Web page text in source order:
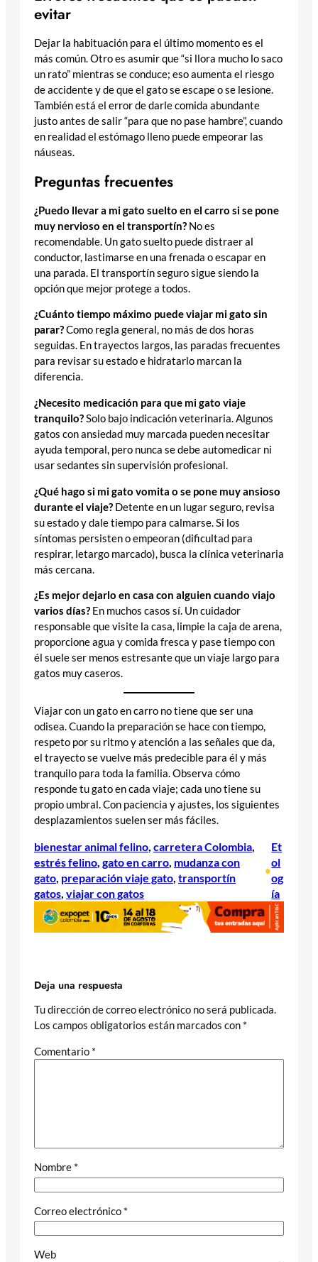
evitar
Dejar la habituación para el último momento es el
más común. Otro es asumir que “si llora mucho lo saco
un rato” mientras se conduce; eso aumenta el riesgo
de accidente y de que el gato se escape o se lesione.
También está el error de darle comida abundante
justo antes de salir “para que no pase hambre”, cuando
en realidad el estómago lleno puede empeorar las
náuseas.
Preguntas frecuentes
¿Puedo llevar a mi gato suelto en el carro si se pone
muy nervioso en el transportín? No es
recomendable. Un gato suelto puede distraer al
conductor, lastimarse en una frenada o escapar en
una parada. El transportín seguro sigue siendo la
opción que mejor protege a todos.
¿Cuánto tiempo máximo puede viajar mi gato sin
parar?Como regla general, no más de dos horas
seguidas. En trayectos largos, las paradas frecuentes
para revisar su estado e hidratarlo marcan la
diferencia.
¿Necesito medicación para que mi gato viaje
tranquilo?Solo bajo indicación veterinaria. Algunos
gatos con ansiedad muy marcada pueden necesitar
ayuda temporal, pero nunca se debe automedicar ni
usar sedantes sin supervisión profesional.
¿Qué hago si mi gato vomita o se pone muy ansioso
durante el viaje? Detente en un lugar seguro, revisa
su estado y dale tiempo para calmarse. Si los
síntomas persisten o empeoran (dificultad para
respirar, letargo marcado), busca la clínica veterinaria
más cercana.
¿Es mejor dejarlo en casa con alguien cuando viajo
varios días? En muchos casos sí. Un cuidador
responsable que visite la casa, limpie la caja de arena,
proporcione agua y comida fresca y pase tiempo con
él suele ser menos estresante que un viaje largo para
gatos muy caseros.
Viajar con un gato en carro no tiene que ser una
odisea. Cuando la preparación se hace con tiempo,
respeto por su ritmo y atención a las señales que da,
el trayecto se vuelve más predecible para él y más
tranquilo para toda la familia. Observa cómo
responde tu gato en cada viaje; cada uno tiene su
propio umbral. Con paciencia y ajustes, los siguientes
desplazamientos suelen ser más fáciles.
bienestar animal felino, carretera Colombia
estrés felino, gato en carro, mudanza con
gato, preparación viaje gato, transportín
gatos, viajar con gatos
•
Et
ol
og
ía
Deja una respuesta
Tu dirección de correo electrónico no será publicada.
Los campos obligatorios están marcados con *
Comentario *
Nombre *
Correo electrónico *
Web